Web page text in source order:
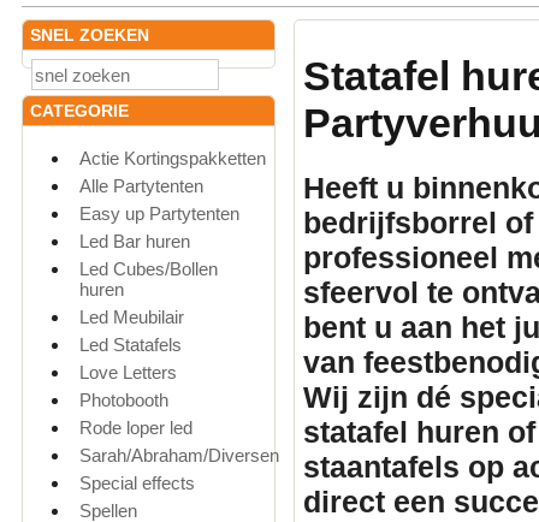
SNEL ZOEKEN
CATEGORIE
Actie Kortingspakketten
Alle Partytenten
Easy up Partytenten
Led Bar huren
Led Cubes/Bollen
huren
Led Meubilair
Led Statafels
Love Letters
Photobooth
Rode loper led
Sarah/Abraham/Diversen
Special effects
Spellen
Statafel
Heeft u
bedrijfsborrel of
professioneel
sfeervol te
bent u aan het
van
Wij zijn dé
statafel huren
staantafels op
direct een